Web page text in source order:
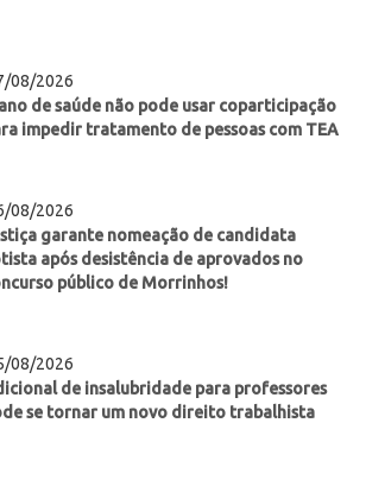
08/2026
de saúde não pode usar coparticipação
impedir tratamento de pessoas com TEA
08/2026
garante nomeação de candidata
após desistência de aprovados no
público de Morrinhos!
08/2026
de insalubridade para professores
se tornar um novo direito trabalhista